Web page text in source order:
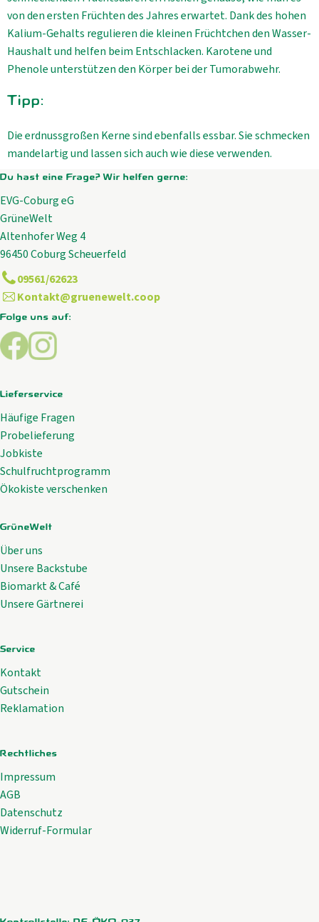
von den ersten Früchten des Jahres erwartet. Dank des hohen
Kalium-Gehalts regulieren die kleinen Früchtchen den Wasser-
Haushalt und helfen beim Entschlacken. Karotene und
Phenole unterstützen den Körper bei der Tumorabwehr.
Tipp:
Die erdnussgroßen Kerne sind ebenfalls essbar. Sie schmecken
mandelartig und lassen sich auch wie diese verwenden.
Du hast eine Frage? Wir helfen gerne:
EVG-Coburg eG
GrüneWelt
Altenhofer Weg 4
96450 Coburg Scheuerfeld
09561/62623
Kontakt@gruenewelt.coop
Folge uns auf:
Externer Link zu https://www.facebook.com/
Externer Link zu https://www.instagram.com/
Lieferservice
Häufige Fragen
Probelieferung
Jobkiste
Schulfruchtprogramm
Ökokiste verschenken
GrüneWelt
Über uns
Unsere Backstube
Biomarkt & Café
Unsere Gärtnerei
Service
Kontakt
Gutschein
Reklamation
Rechtliches
Impressum
AGB
Datenschutz
Widerruf-Formular